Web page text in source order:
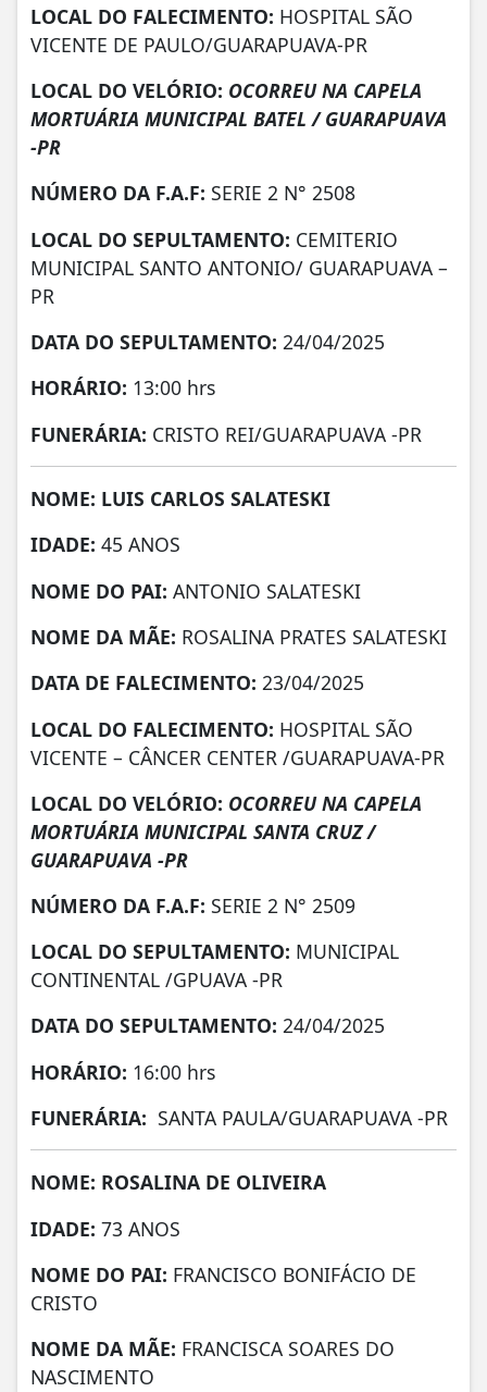
LOCAL DO FALECIMENTO: HOSPITAL SÃO
VICENTE DE PAULO/GUARAPUAVA-PR
LOCAL DO VELÓRIO: OCORREU NA CAPELA
MORTUÁRIA MUNICIPAL BATEL / GUARAPUAVA
-PR
NÚMERO DA F.A.F: SERIE 2 N° 2508
LOCAL DO SEPULTAMENTO: CEMITERIO
MUNICIPAL SANTO ANTONIO/ GUARAPUAVA –
PR
DATA DO SEPULTAMENTO: 24/04/2025
HORÁRIO: 13:00 hrs
FUNERÁRIA: CRISTO REI/GUARAPUAVA -PR
NOME: LUIS CARLOS SALATESKI
IDADE: 45 ANOS
NOME DO PAI: ANTONIO SALATESKI
NOME DA MÃE: ROSALINA PRATES SALATESKI
DATA DE FALECIMENTO: 23/04/2025
LOCAL DO FALECIMENTO: HOSPITAL SÃO
VICENTE – CÂNCER CENTER /GUARAPUAVA-PR
LOCAL DO VELÓRIO: OCORREU NA CAPELA
MORTUÁRIA MUNICIPAL SANTA CRUZ /
GUARAPUAVA -PR
NÚMERO DA F.A.F: SERIE 2 N° 2509
LOCAL DO SEPULTAMENTO: MUNICIPAL
CONTINENTAL /GPUAVA -PR
DATA DO SEPULTAMENTO: 24/04/2025
HORÁRIO: 16:00 hrs
FUNERÁRIA: SANTA PAULA/GUARAPUAVA -PR
NOME: ROSALINA DE OLIVEIRA
IDADE: 73 ANOS
NOME DO PAI: FRANCISCO BONIFÁCIO DE
CRISTO
NOME DA MÃE: FRANCISCA SOARES DO
NASCIMENTO